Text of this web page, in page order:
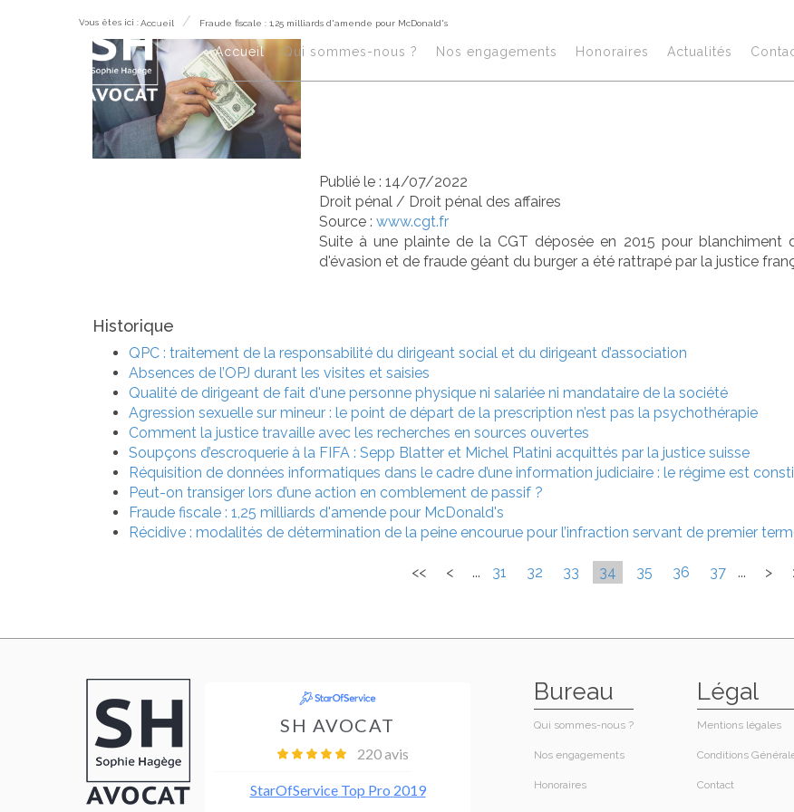
Accueil Qui sommes-nous ? Nos engagements Honoraires​ Actualités
Vous êtes ici :Accueil Fraude fiscale : 1,25 milliards d'amende pour McDonald's
Fraude fiscale :
Publié le : 14/07/2022
Droit pénal / Droit pénal des affaires
Source : www.cgt.fr
Suite à une plainte de la CGT déposée en 2015 pour
d'évasion et de fraude géant du burger a été rattrapé par la justice
Historique
QPC : traitement de la responsabilité du dirigeant social et du dirigeant d’association
Absences de l’OPJ durant les visites et saisies
Qualité de dirigeant de fait d'une personne physique ni salariée ni mandataire de la société
Agression sexuelle sur mineur : le point de départ de la prescription n’est pas la psychothérapie
Comment la justice travaille avec les recherches en sources ouvertes
Soupçons d’escroquerie à la FIFA : Sepp Blatter et Michel Platini acquittés par la justice suisse
Réquisition de données informatiques dans le cadre d’une information judiciaire : le régime est
Peut-on transiger lors d’une action en comblement de passif ?
Fraude fiscale : 1,25 milliards d'amende pour McDonald's
Récidive : modalités de détermination de la peine encourue pour l’infraction servant de premier
<< < ... 31 32 33 34 35 36 37 ... >
Bureau
Qui sommes-nous ?
Nos engagements
Honoraires​
Légal
Contact
Mentions légales
Conditions